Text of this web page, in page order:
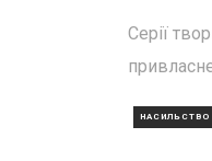
Серії
НАСИЛЬСТВО